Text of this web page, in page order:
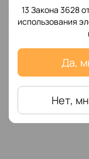
13 Закона 3628
использования
Да,
Нет,